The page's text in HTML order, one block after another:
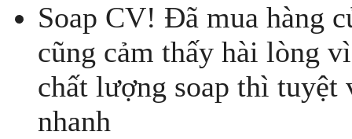
Soap CV! Đã mua hàng
cũng cảm thấy hài lòng
chất lượng soap thì tuyệt
nhanh